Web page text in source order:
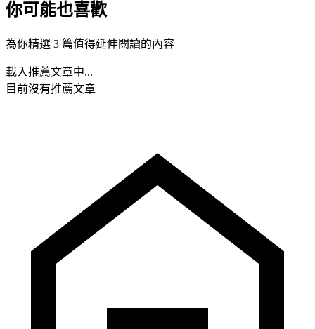
你可能也喜歡
為你精選 3 篇值得延伸閱讀的內容
載入推薦文章中...
目前沒有推薦文章